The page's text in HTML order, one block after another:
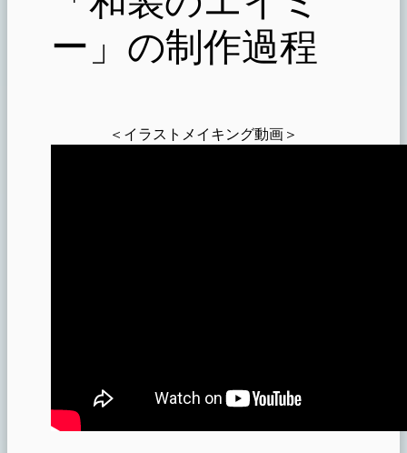
ー」の制作過程
＜イラストメイキング動画＞